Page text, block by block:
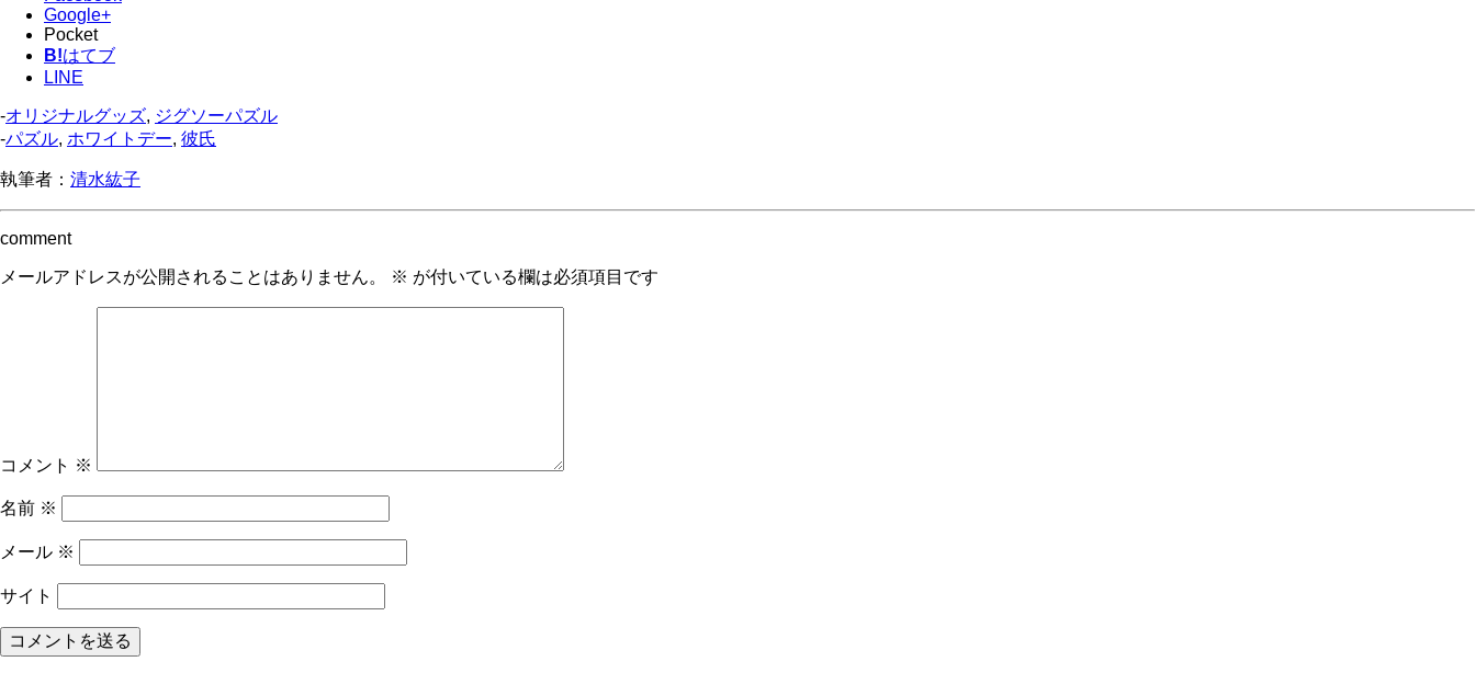
Google+
Pocket
B!はてブ
LINE
-オリジナルグッズ, ジグソーパズル
-パズル, ホワイトデー, 彼氏
執筆者： 清水紘子
comment
メールアドレスが公開されることはありません。 ※ が付いている欄は必須項目です
コメント ※
名前 ※
メール ※
サイト